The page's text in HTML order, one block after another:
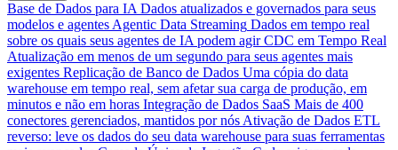
Base de Dados para IA Dados atualizados e governados para seus
modelos e agentes Agentic Data Streaming Dados em tempo real
sobre os quais seus agentes de IA podem agir CDC em Tempo Real
Atualização em menos de um segundo para seus agentes mais
exigentes Replicação de Banco de Dados Uma cópia do data
warehouse em tempo real, sem afetar sua carga de produção, em
minutos e não em horas Integração de Dados SaaS Mais de 400
conectores gerenciados, mantidos por nós Ativação de Dados ETL
reverso: leve os dados do seu data warehouse para suas ferramentas